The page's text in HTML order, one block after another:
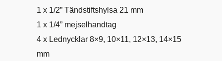
1 x 1/2” Tändstiftshylsa 21 mm
1 x 1/4” mejselhandtag
4 x Lednycklar 8×9, 10×11, 12×13, 14×15
mm